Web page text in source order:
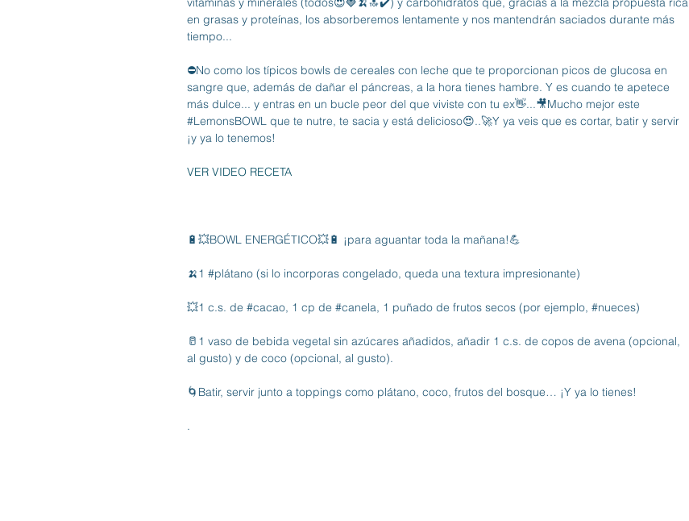
en grasas y proteínas, los absorberemos lentamente y nos mantendrán saciados durante más
tiempo...
⛔️No como los típicos bowls de cereales con leche que te proporcionan picos de glucosa en
sangre que, además de dañar el páncreas, a la hora tienes hambre. Y es cuando te apetece
más dulce... y entras en un bucle peor del que viviste con tu ex👋...🎥Mucho mejor este
#LemonsBOWL que te nutre, te sacia y está delicioso😍..🚀Y ya veis que es cortar, batir y servir
¡y ya lo tenemos!
VER VIDEO RECETA
🔋💥BOWL ENERGÉTICO💥🔋 ¡para aguantar toda la mañana!💪
🍌1 #plátano (si lo incorporas congelado, queda una textura impresionante)
💥1 c.s. de #cacao, 1 cp de #canela, 1 puñado de frutos secos (por ejemplo, #nueces)
🥛1 vaso de bebida vegetal sin azúcares añadidos, añadir 1 c.s. de copos de avena (opcional,
al gusto) y de coco (opcional, al gusto).
🌀Batir, servir junto a toppings como plátano, coco, frutos del bosque… ¡Y ya lo tienes!
.